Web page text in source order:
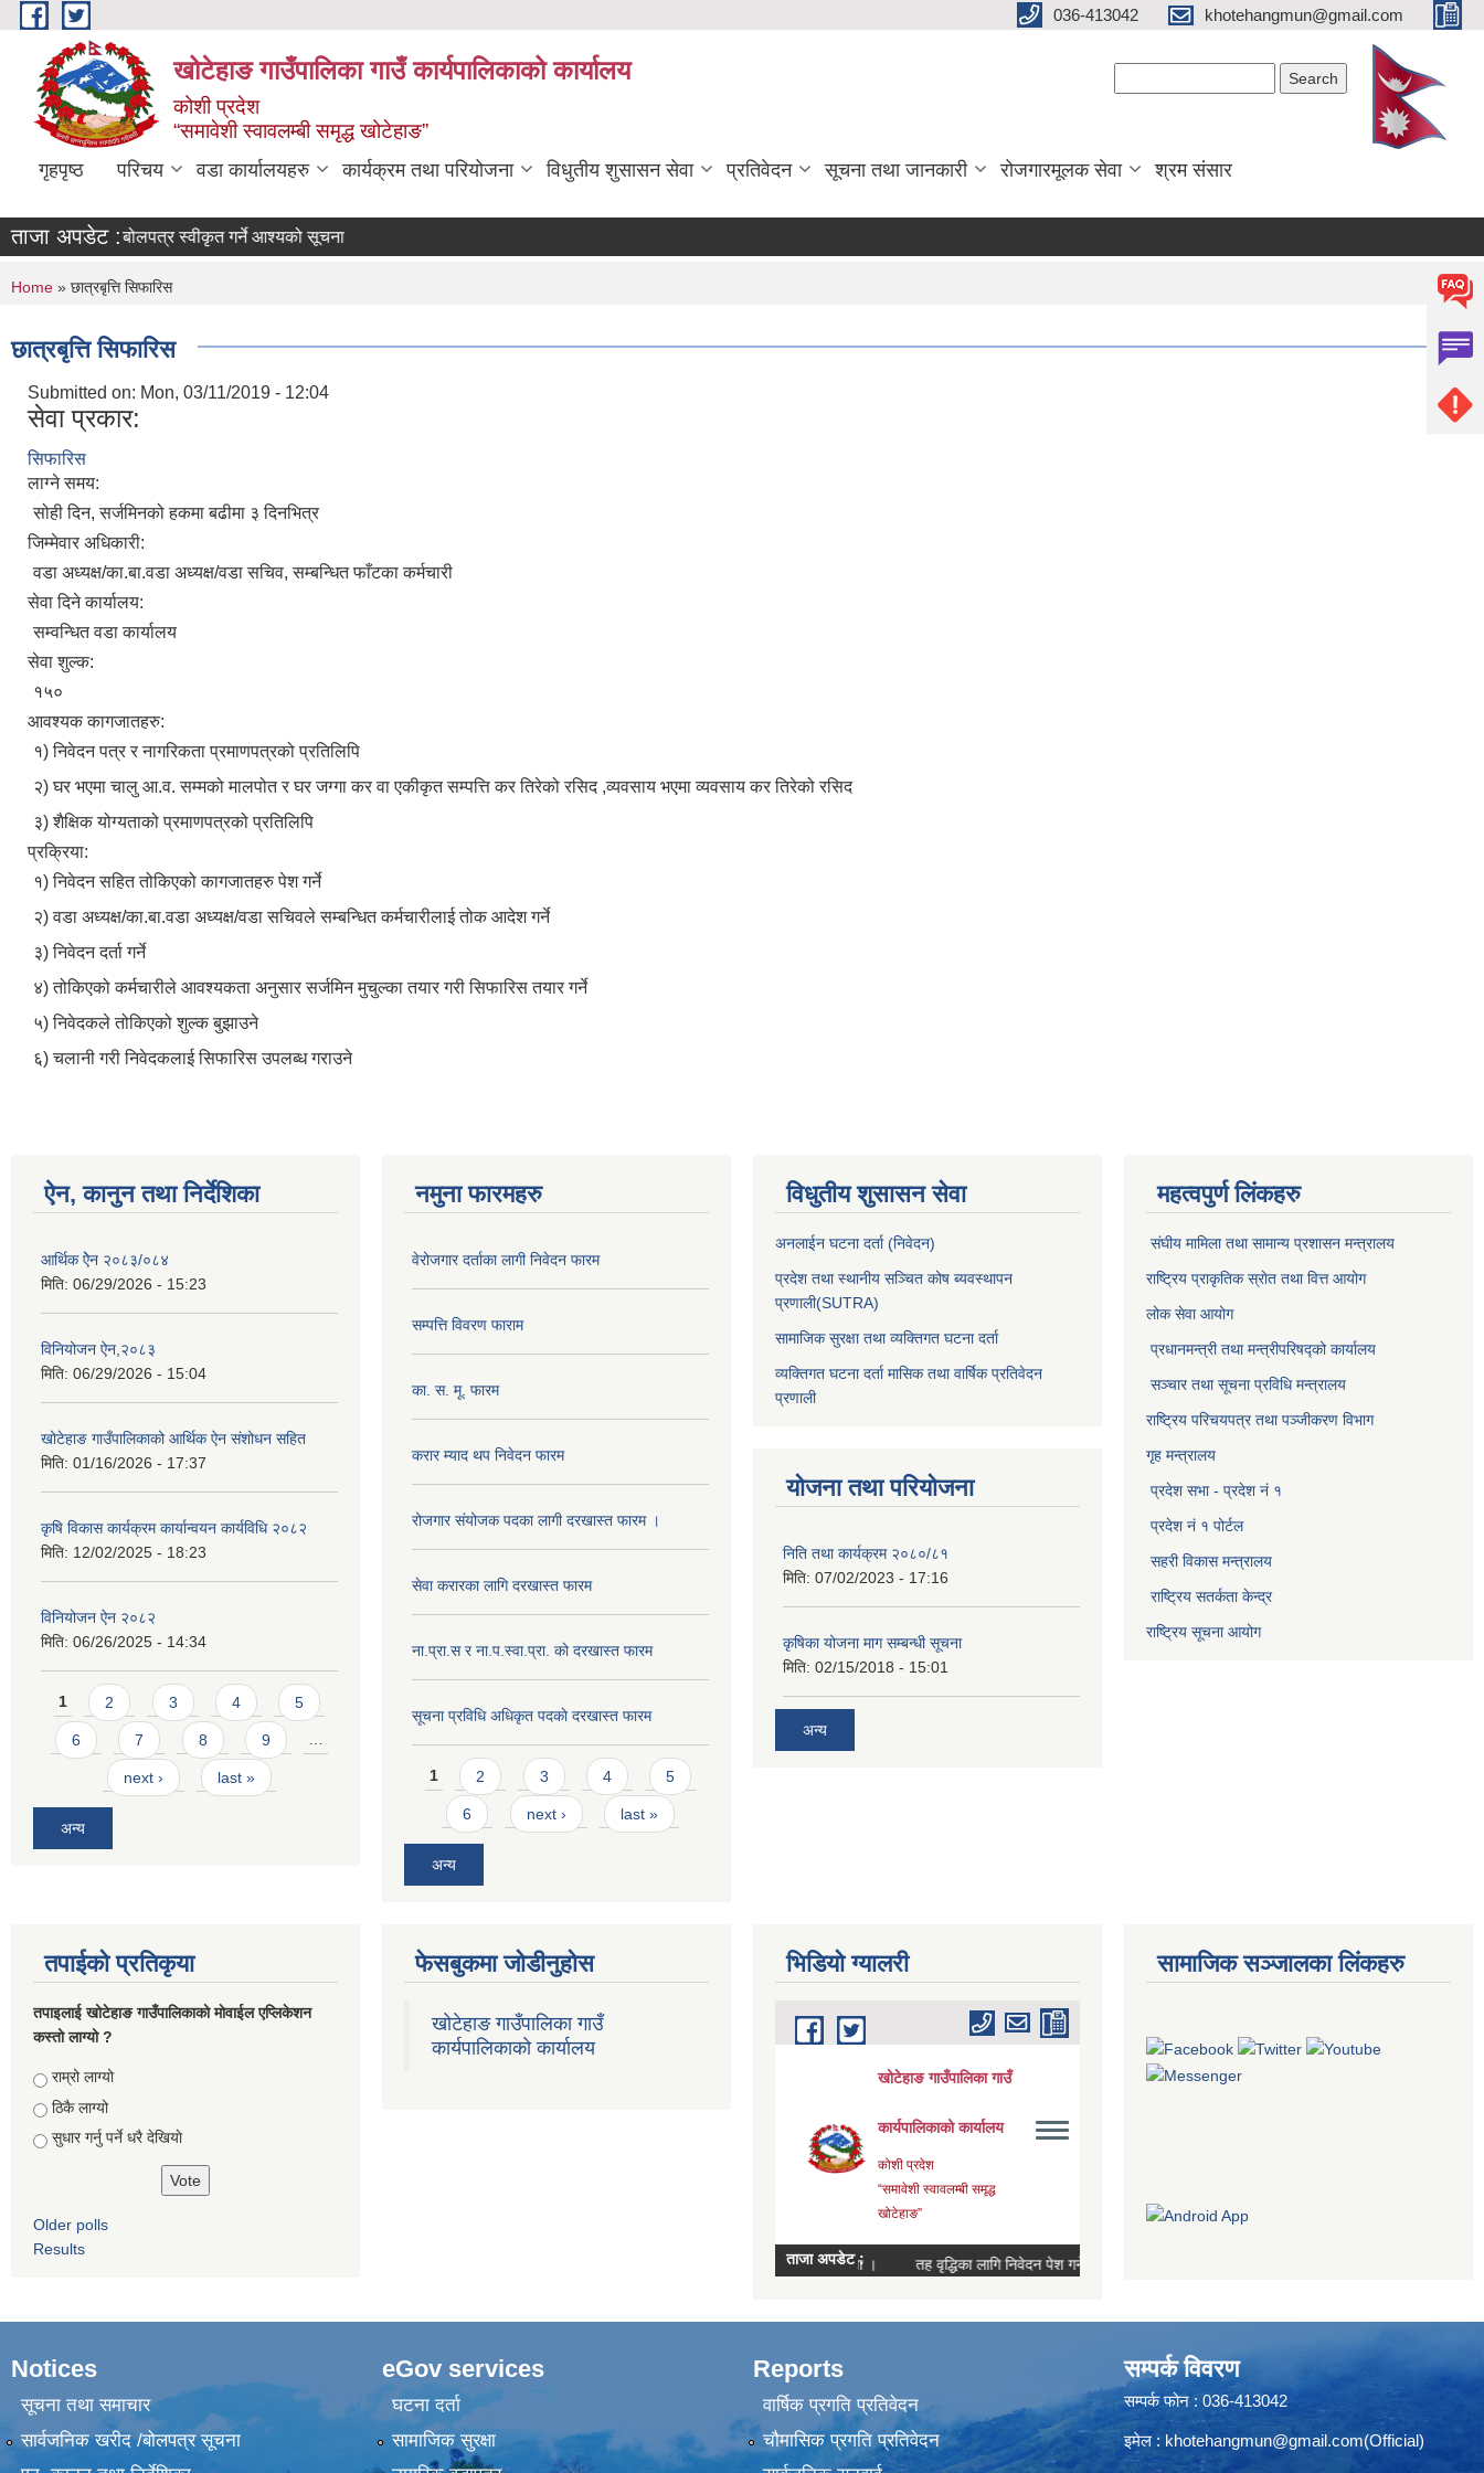
Skip to main content 036-413042 khotehangmun@gmail.com
खोटेहाङ गाउँपालिका गाउँ कार्यपालिकाको कार्यालय
कोशी प्रदेश
“समावेशी स्वावलम्बी समृद्ध खोटेहाङ”
गृहपृष्ठ परिचय वडा कार्यालयहरु कार्यक्रम तथा परियोजना विधुतीय शुसासन सेवा प्रतिवेदन सूचना तथा जानकारी रोजगारमूलक सेवा श्रम संसार
ताजा अपडेट :बोलपत्र स्वीकृत गर्ने आश्यको सूचना
You are here
Home » छात्रबृत्ति सिफारिस
छात्रबृत्ति सिफारिस
Submitted on: Mon, 03/11/2019 - 12:04
सेवा प्रकार:
सिफारिस
लाग्ने समय:
सोही दिन, सर्जमिनको हकमा बढीमा ३ दिनभित्र
जिम्मेवार अधिकारी:
वडा अध्यक्ष/का.बा.वडा अध्यक्ष/वडा सचिव, सम्बन्धित फाँटका कर्मचारी
सेवा दिने कार्यालय:
सम्वन्धित वडा कार्यालय
सेवा शुल्क:
१५०
आवश्यक कागजातहरु:
१) निवेदन पत्र र नागरिकता प्रमाणपत्रको प्रतिलिपि
२) घर भएमा चालु आ.व. सम्मको मालपोत र घर जग्गा कर वा एकीकृत सम्पत्ति कर तिरेको रसिद ,व्यवसाय भएमा व्यवसाय कर तिरेको रसिद
३) शैक्षिक योग्यताको प्रमाणपत्रको प्रतिलिपि
प्रक्रिया:
१) निवेदन सहित तोकिएको कागजातहरु पेश गर्ने
२) वडा अध्यक्ष/का.बा.वडा अध्यक्ष/वडा सचिवले सम्बन्धित कर्मचारीलाई तोक आदेश गर्ने
३) निवेदन दर्ता गर्ने
४) तोकिएको कर्मचारीले आवश्यकता अनुसार सर्जमिन मुचुल्का तयार गरी सिफारिस तयार गर्ने
५) निवेदकले तोकिएको शुल्क बुझाउने
६) चलानी गरी निवेदकलाई सिफारिस उपलब्ध गराउने
ऐन, कानुन तथा निर्देशिका
आर्थिक ऐेन २०८३/०८४
मिति: 06/29/2026 - 15:23
विनियोजन ऐन,२०८३
मिति: 06/29/2026 - 15:04
खोटेहाङ गाउँपालिकाको आर्थिक ऐन संशोधन सहित
मिति: 01/16/2026 - 17:37
कृषि विकास कार्यक्रम कार्यान्वयन कार्यविधि २०८२
मिति: 12/02/2025 - 18:23
विनियोजन ऐन २०८२
मिति: 06/26/2025 - 14:34
Pages
1 2 3 4 5
6 7 8 9 …
next › last »
अन्य
नमुना फारमहरु
वेरोजगार दर्ताका लागी निवेदन फारम
सम्पत्ति विवरण फाराम
का. स. मू. फारम
करार म्याद थप निवेदन फारम
रोजगार संयोजक पदका लागी दरखास्त फारम ।
सेवा करारका लागि दरखास्त फारम
ना‍.प्रा.स र ना.प.स्वा.प्रा. काे दरखास्त फारम
सूचना प्रविधि अधिकृत पदकाे दरखास्त फारम
Pages
1 2 3 4 5
6 next › last »
अन्य
विधुतीय शुसासन सेवा
अनलाईन घटना दर्ता (निवेदन)
प्रदेश तथा स्थानीय सञ्चित कोष ब्यवस्थापन
प्रणाली(SUTRA)
सामाजिक सुरक्षा तथा व्यक्तिगत घटना दर्ता
व्यक्तिगत घटना दर्ता मासिक तथा वार्षिक प्रतिवेदन
प्रणाली
योजना तथा परियोजना
निति तथा कार्यक्रम २०८०/८१
मिति: 07/02/2023 - 17:16
कृषिका योजना माग सम्बन्धी सूचना
मिति: 02/15/2018 - 15:01
अन्य
महत्वपुर्ण लिंकहरु
संघीय मामिला तथा सामान्य प्रशासन मन्त्रालय
राष्ट्रिय प्राकृतिक स्राेत तथा वित्त आयोग
लोक सेवा आयोग
प्रधानमन्त्री तथा मन्त्रीपरिषद्को कार्यालय
सञ्‍चार तथा सूचना प्रविधि मन्त्रालय
राष्ट्रिय परिचयपत्र तथा पञ्जीकरण विभाग​
गृह मन्त्रालय
प्रदेश सभा - प्रदेश नं १
प्रदेश नं १ पोर्टल
सहरी विकास मन्त्रालय
राष्ट्रिय सतर्कता केन्द्र
राष्ट्रिय सूचना आयोग
तपाईको प्रतिकृया
तपाइलाई खोटेहाङ गाउँपालिकाको माेवाईल एप्लिकेशन
कस्तो लाग्यो ?
Choices
राम्रो लाग्यो
ठिकै लाग्यो
सुधार गर्नु पर्ने धरै देखियाे
Older polls
Results
फेसबुकमा जोडीनुहोस
खोटेहाङ गाउँपालिका गाउँ
कार्यपालिकाको कार्यालय
भिडियाे ग्यालरी सामाजिक सञ्जालका लिंकहरु
Notices
सूचना तथा समाचार
सार्वजनिक खरीद /बोलपत्र सूचना
eGov services
घटना दर्ता
सामाजिक सुरक्षा
Reports
वार्षिक प्रगति प्रतिवेदन
चौमासिक प्रगति प्रतिवेदन
सम्पर्क विवरण
सम्पर्क फोन : 036-413042
इमेल : khotehangmun@gmail.com(Official)